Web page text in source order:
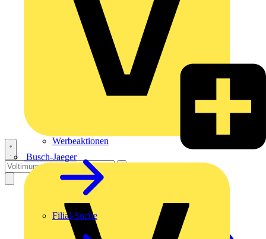
Busch-Jaeger
Werbeaktionen
Filial-Suche